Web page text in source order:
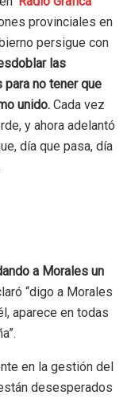
provinciales en
persigue con
las
no tener que
unido. Cada vez
y ahora adelantó
día que pasa, día
a Morales un
“digo a Morales
aparece en todas
en la gestión del
desesperados